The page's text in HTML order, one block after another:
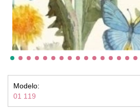
Modelo:
01 119